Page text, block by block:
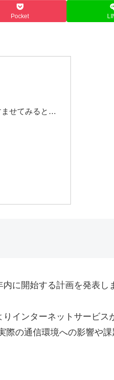
Pocket
ませてみると…
に開始する計画を発表し
インターネットサービ
の通信環境への影響や課